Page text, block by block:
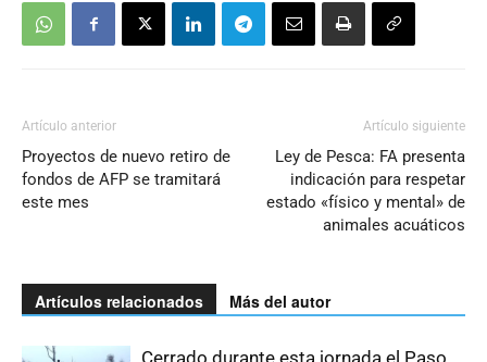
Artículo anterior
Proyectos de nuevo retiro de
fondos de AFP se tramitará
este mes
Artículo siguiente
Ley de Pesca: FA presenta
indicación para respetar
estado «físico y mental» de
animales acuáticos
Artículos relacionados Más del autor
Cerrado durante esta jornada el Paso